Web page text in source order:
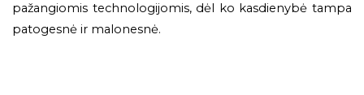
pažangiomis technologijomis, dėl ko kasdienybė tampa
patogesnė ir malonesnė.